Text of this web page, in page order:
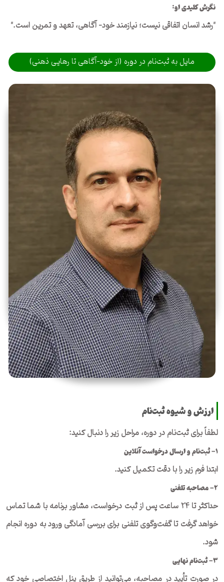
نگرش کلیدی او:
"رشد انسان اتفاقی نیست؛ نیازمند خود- آگاهی، تعهد و تمرین است."
مایل به ثبت‌نام در دوره (از خود-آگاهی تا رهایی ذهنی)
ارزش و شیوه ثبت‌نام
لطفاً برای ثبت‌نام در دوره، مراحل زیر را دنبال کنید:
۱- ثبت‌نام و ارسال درخواست آنلاین
ابتدا فرم زیر را با دقت تکمیل کنید.
۲- مصاحبه تلفنی
حداکثر تا ۲۴ ساعت پس از ثبت درخواست، مشاور برنامه با شما تماس
خواهد گرفت تا گفت‌وگوی تلفنی برای بررسی آمادگی ورود به دوره انجام
شود.
۳- ثبت‌نام نهایی
در صورت تأیید در مصاحبه، می‌توانید از طریق پنل اختصاصی خود که